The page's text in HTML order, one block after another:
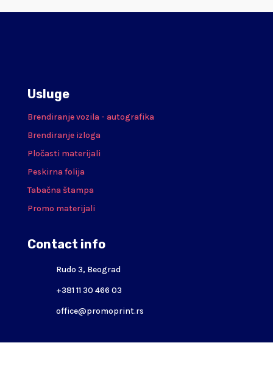
Usluge
Brendiranje vozila - autografika
Brendiranje izloga
Pločasti materijali
Peskirna folija
Tabačna štampa
Promo materijali
Contact info
Rudo 3, Beograd
+381 11 30 466 03
office@promoprint.rs